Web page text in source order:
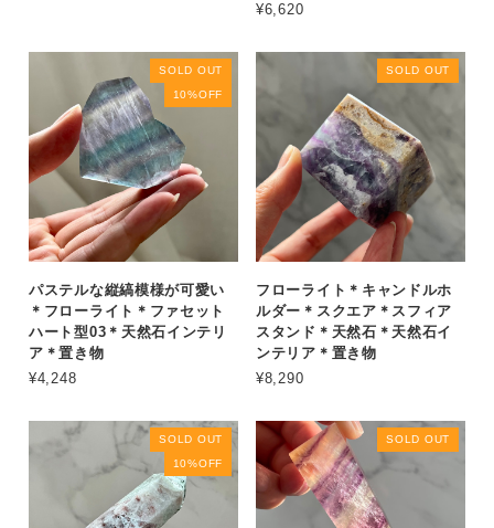
¥6,620
SOLD OUT
10%OFF
パステルな縦縞模様が可愛い
＊フローライト＊ファセット
ハート型03＊天然石インテリ
ア＊置き物
¥4,248
SOLD OUT
フローライト＊キャンドルホ
ルダー＊スクエア＊スフィア
スタンド＊天然石＊天然石イ
ンテリア＊置き物
¥8,290
SOLD OUT
10%OFF
SOLD OUT